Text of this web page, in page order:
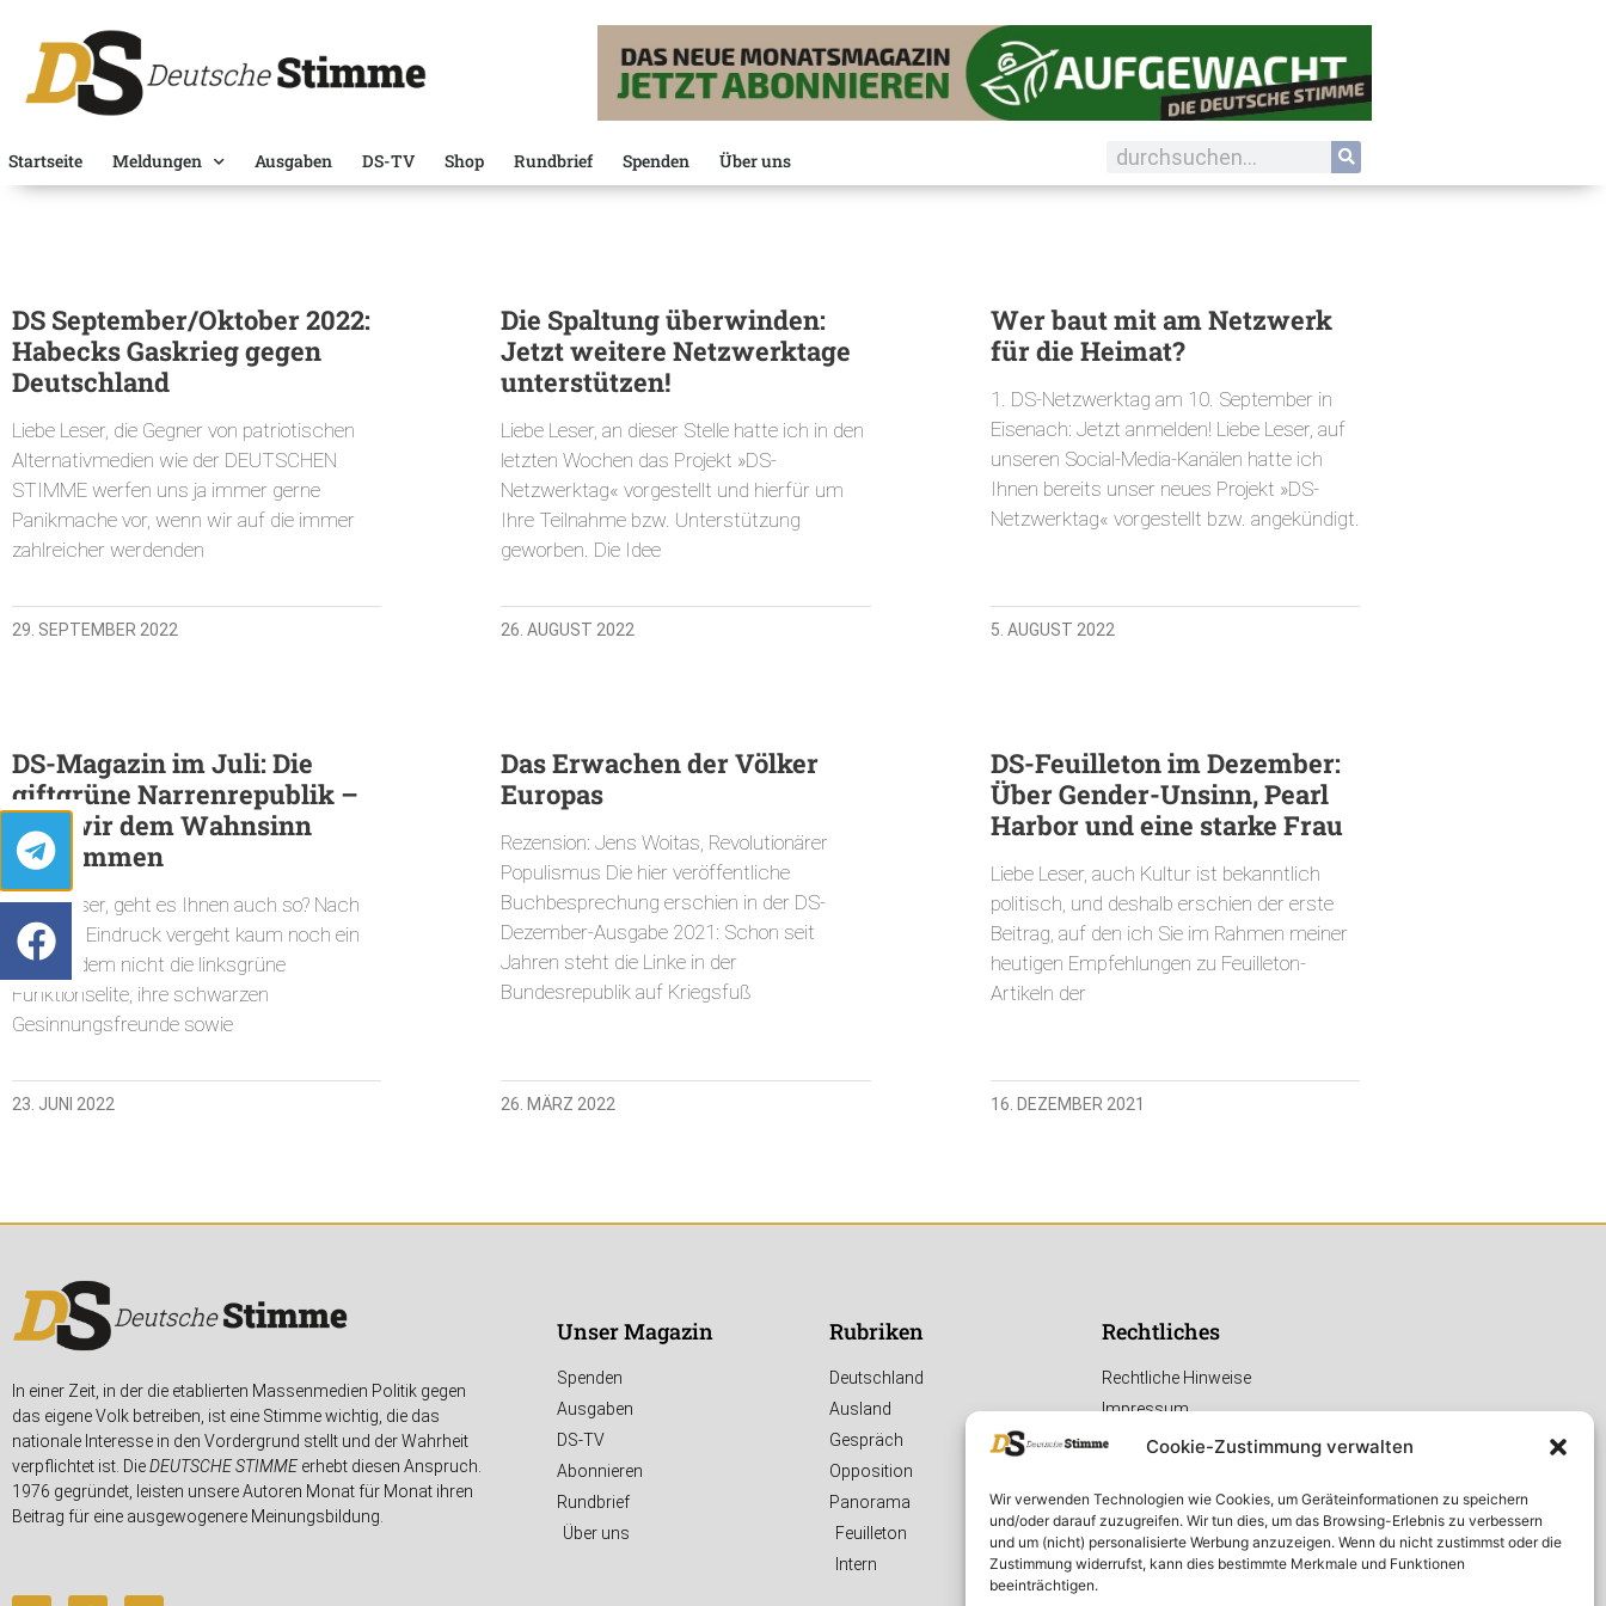
Cookie-Zustimmung verwalten
Wir verwenden Technologien wie Cookies, um Geräteinformationen zu speichern
und/oder darauf zuzugreifen. Wir tun dies, um das Browsing-Erlebnis zu verbessern
und um (nicht) personalisierte Werbung anzuzeigen. Wenn du nicht zustimmst oder die
Zustimmung widerrufst, kann dies bestimmte Merkmale und Funktionen
beeinträchtigen.
Startseite Meldungen Ausgaben DS-TV Shop Rundbrief Spenden Über uns
DS September/Oktober 2022:
Habecks Gaskrieg gegen
Deutschland
Liebe Leser, die Gegner von patriotischen
Alternativmedien wie der DEUTSCHEN
STIMME werfen uns ja immer gerne
Panikmache vor, wenn wir auf die immer
zahlreicher werdenden
29. SEPTEMBER 2022
Die Spaltung überwinden:
Jetzt weitere Netzwerktage
unterstützen!
Liebe Leser, an dieser Stelle hatte ich in den
letzten Wochen das Projekt »DS-
Netzwerktag« vorgestellt und hierfür um
Ihre Teilnahme bzw. Unterstützung
geworben. Die Idee
26. AUGUST 2022
Wer baut mit am Netzwerk
für die Heimat?
1. DS-Netzwerktag am 10. September in
Eisenach: Jetzt anmelden! Liebe Leser, auf
unseren Social-Media-Kanälen hatte ich
Ihnen bereits unser neues Projekt »DS-
Netzwerktag« vorgestellt bzw. angekündigt.
5. AUGUST 2022
DS-Magazin im Juli: Die
giftgrüne Narrenrepublik –
Wie wir dem Wahnsinn
entkommen
Liebe Leser, geht es Ihnen auch so? Nach
meinem Eindruck vergeht kaum noch ein
Tag, an dem nicht die linksgrüne
Funktionselite, ihre schwarzen
Gesinnungsfreunde sowie
23. JUNI 2022
Das Erwachen der Völker
Europas
Rezension: Jens Woitas, Revolutionärer
Populismus Die hier veröffentliche
Buchbesprechung erschien in der DS-
Dezember-Ausgabe 2021: Schon seit
Jahren steht die Linke in der
Bundesrepublik auf Kriegsfuß
26. MÄRZ 2022
DS-Feuilleton im Dezember:
Über Gender-Unsinn, Pearl
Harbor und eine starke Frau
Liebe Leser, auch Kultur ist bekanntlich
politisch, und deshalb erschien der erste
Beitrag, auf den ich Sie im Rahmen meiner
heutigen Empfehlungen zu Feuilleton-
Artikeln der
16. DEZEMBER 2021
In einer Zeit, in der die etablierten Massenmedien Politik gegen
das eigene Volk betreiben, ist eine Stimme wichtig, die das
nationale Interesse in den Vordergrund stellt und der Wahrheit
verpflichtet ist. DieDEUTSCHE STIMMEerhebt diesen Anspruch.
1976 gegründet, leisten unsere Autoren Monat für Monat ihren
Beitrag für eine ausgewogenere Meinungsbildung.
Unser Magazin
Spenden
Ausgaben
DS-TV
Abonnieren
Rundbrief
Über uns
Rubriken
Deutschland
Ausland
Gespräch
Opposition
Panorama
Feuilleton
Intern
Rechtliches
Rechtliche Hinweise
Impressum
Datenschutzerklärung